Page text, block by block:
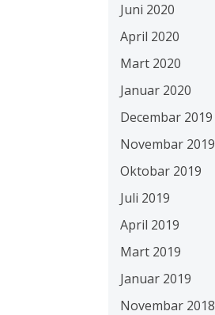
Juni 2020
April 2020
Mart 2020
Januar 2020
Decembar 2019
Novembar 2019
Oktobar 2019
Juli 2019
April 2019
Mart 2019
Januar 2019
Novembar 2018